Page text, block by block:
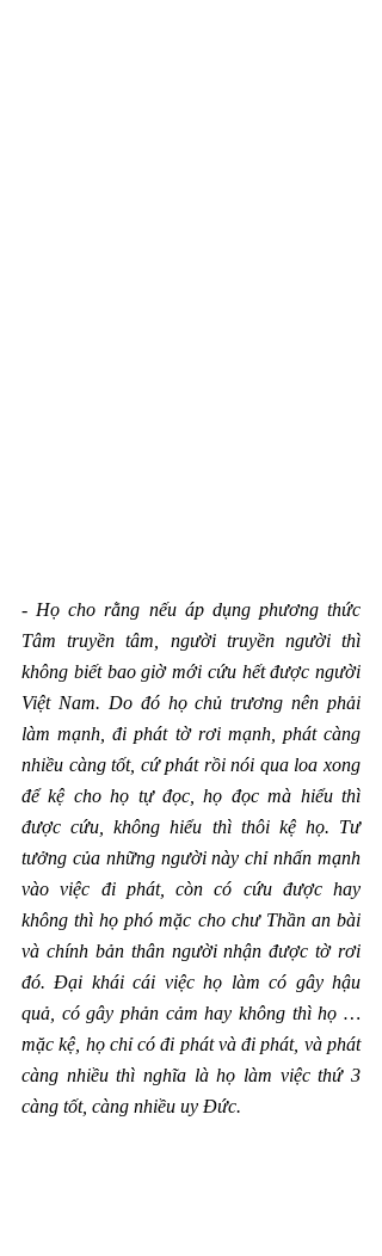
- Họ cho rằng nếu áp dụng phương thức
Tâm truyền tâm, người truyền người thì
không biết bao giờ mới cứu hết được người
Việt Nam. Do đó họ chủ trương nên phải
làm mạnh, đi phát tờ rơi mạnh, phát càng
nhiều càng tốt, cứ phát rồi nói qua loa xong
để kệ cho họ tự đọc, họ đọc mà hiểu thì
được cứu, không hiểu thì thôi kệ họ. Tư
tưởng của những người này chỉ nhấn mạnh
vào việc đi phát, còn có cứu được hay
không thì họ phó mặc cho chư Thần an bài
và chính bản thân người nhận được tờ rơi
đó. Đại khái cái việc họ làm có gây hậu
quả, có gây phản cảm hay không thì họ …
mặc kệ, họ chỉ có đi phát và đi phát, và phát
càng nhiều thì nghĩa là họ làm việc thứ 3
càng tốt, càng nhiều uy Đức.